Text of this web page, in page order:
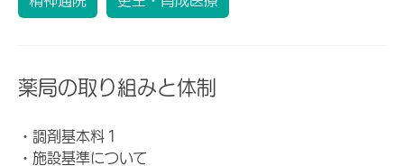
薬局の取り組みと体制
・調剤基本料１
・施設基準について